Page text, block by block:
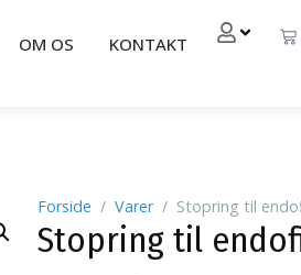
OM OS KONTAKT
Forside Varer Stopring til
Stopring til